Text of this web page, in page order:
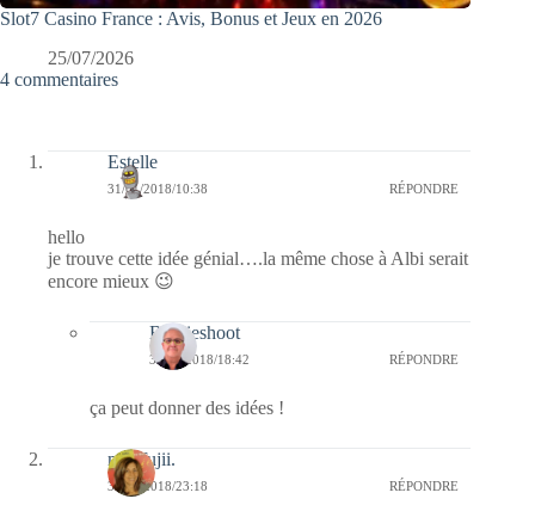
Slot7 Casino France : Avis, Bonus et Jeux en 2026
25/07/2026
4 commentaires
Estelle
31/01/2018/10:38 RÉPONDRE
hello
je trouve cette idée génial….la même chose à Albi serait
encore mieux 😉
Bernieshoot
31/01/2018/18:42 RÉPONDRE
ça peut donner des idées !
missfujii.
30/01/2018/23:18 RÉPONDRE